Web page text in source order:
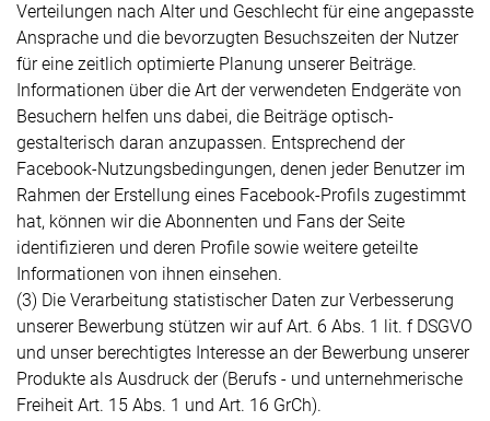
Verteilungen nach Alter und Geschlecht für eine angepasste
Ansprache und die bevorzugten Besuchszeiten der Nutzer
für eine zeitlich optimierte Planung unserer Beiträge.
Informationen über die Art der verwendeten Endgeräte von
Besuchern helfen uns dabei, die Beiträge optisch-
gestalterisch daran anzupassen. Entsprechend der
Facebook-Nutzungsbedingungen, denen jeder Benutzer im
Rahmen der Erstellung eines Facebook-Profils zugestimmt
hat, können wir die Abonnenten und Fans der Seite
identifizieren und deren Profile sowie weitere geteilte
Informationen von ihnen einsehen.
(3) Die Verarbeitung statistischer Daten zur Verbesserung
unserer Bewerbung stützen wir auf Art. 6 Abs. 1 lit. f DSGVO
und unser berechtigtes Interesse an der Bewerbung unserer
Produkte als Ausdruck der (Berufs - und unternehmerische
Freiheit Art. 15 Abs. 1 und Art. 16 GrCh).